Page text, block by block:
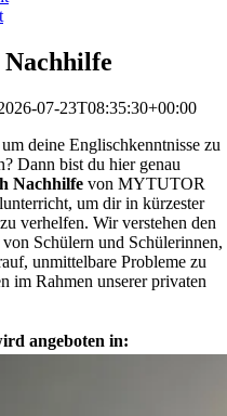
07-23T08:35:30+00:00
deine Englischkenntnisse zu
Dann bist du hier genau
Nachhilfe von MYTUTOR
um dir in kürzester
verhelfen. Wir verstehen den
Schülern und Schülerinnen,
unmittelbare Probleme zu
im Rahmen unserer privaten
angeboten in: